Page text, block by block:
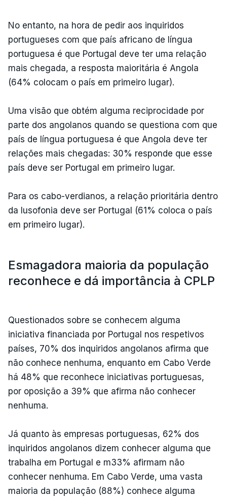
No entanto, na hora de pedir aos inquiridos
portugueses com que país africano de língua
portuguesa é que Portugal deve ter uma relação
mais chegada, a resposta maioritária é Angola
(64% colocam o país em primeiro lugar).
Uma visão que obtém alguma reciprocidade por
parte dos angolanos quando se questiona com que
país de língua portuguesa é que Angola deve ter
relações mais chegadas: 30% responde que esse
país deve ser Portugal em primeiro lugar.
Para os cabo-verdianos, a relação prioritária dentro
da lusofonia deve ser Portugal (61% coloca o país
em primeiro lugar).
Esmagadora maioria da população
reconhece e dá importância à CPLP
Questionados sobre se conhecem alguma
iniciativa financiada por Portugal nos respetivos
países, 70% dos inquiridos angolanos afirma que
não conhece nenhuma, enquanto em Cabo Verde
há 48% que reconhece iniciativas portuguesas,
por oposição a 39% que afirma não conhecer
nenhuma.
Já quanto às empresas portuguesas, 62% dos
inquiridos angolanos dizem conhecer alguma que
trabalha em Portugal e m33% afirmam não
conhecer nenhuma. Em Cabo Verde, uma vasta
maioria da população (88%) conhece alguma